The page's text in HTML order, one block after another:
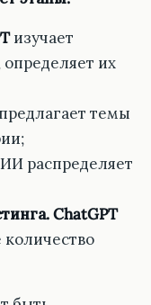
изучает
их
темы
ИИ распределяет
ChatGPT